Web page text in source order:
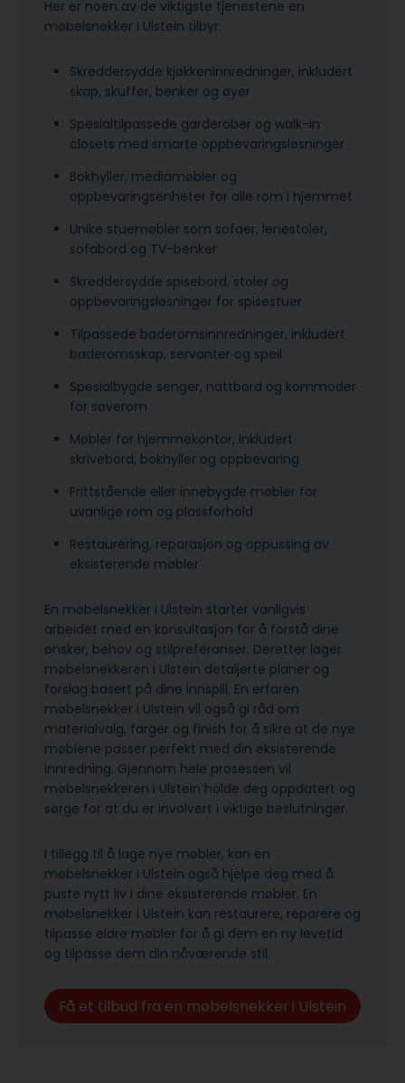
Her er noen av de viktigste tjenestene en
møbelsnekker i Ulstein tilbyr:
Skreddersydde kjøkkeninnredninger, inkludert
skap, skuffer, benker og øyer
Spesialtilpassede garderober og walk-in
closets med smarte oppbevaringsløsninger
Bokhyller, mediamøbler og
oppbevaringsenheter for alle rom i hjemmet
Unike stuemøbler som sofaer, lenestoler,
sofabord og TV-benker
Skreddersydde spisebord, stoler og
oppbevaringsløsninger for spisestuer
Tilpassede baderomsinnredninger, inkludert
baderomsskap, servanter og speil
Spesialbygde senger, nattbord og kommoder
for soverom
Møbler for hjemmekontor, inkludert
skrivebord, bokhyller og oppbevaring
Frittstående eller innebygde møbler for
uvanlige rom og plassforhold
Restaurering, reparasjon og oppussing av
eksisterende møbler
En møbelsnekker i Ulstein starter vanligvis
arbeidet med en konsultasjon for å forstå dine
ønsker, behov og stilpreferanser. Deretter lager
møbelsnekkeren i Ulstein detaljerte planer og
forslag basert på dine innspill. En erfaren
møbelsnekker i Ulstein vil også gi råd om
materialvalg, farger og finish for å sikre at de nye
møblene passer perfekt med din eksisterende
innredning. Gjennom hele prosessen vil
møbelsnekkeren i Ulstein holde deg oppdatert og
sørge for at du er involvert i viktige beslutninger.
I tillegg til å lage nye møbler, kan en
møbelsnekker i Ulstein også hjelpe deg med å
puste nytt liv i dine eksisterende møbler. En
møbelsnekker i Ulstein kan restaurere, reparere og
tilpasse eldre møbler for å gi dem en ny levetid
og tilpasse dem din nåværende stil.
Få et tilbud fra en møbelsnekker i Ulstein